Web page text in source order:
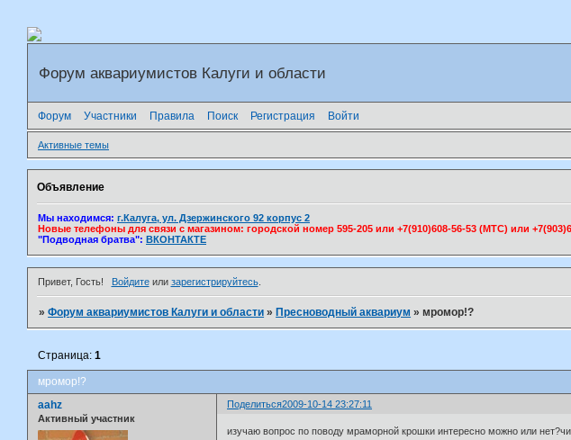
Форум аквариумистов Калуги и области
Форум Участники Правила Поиск Регистрация Войти
Активные темы
Объявление
Мы находимся: г.Калуга, ул. Дзержинского 92 корпус 2
Новые телефоны для связи с магазином: городской номер 595-205 или +7(910)608-56-53 (МТС) или
"Подводная братва": ВКОНТАКТЕ
Привет, Гость! Войдитеили зарегистрируйтесь.
»Форум аквариумистов Калуги и области » Пресноводный аквариум »мромор!?
мромор!?
Страница:1
Поделиться2009-10-14 23:27:11
aahz
Активный участник
изучаю вопрос по поводу мраморной крошки интересно можно или